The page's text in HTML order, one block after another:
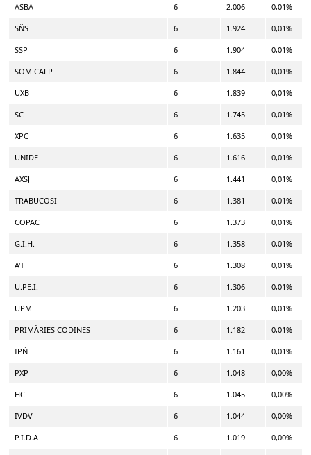
ASBA 6 2.006 0,01%
SÑS 6 1.924 0,01%
SSP 6 1.904 0,01%
SOM CALP 6 1.844 0,01%
UXB 6 1.839 0,01%
SC 6 1.745 0,01%
XPC 6 1.635 0,01%
UNIDE 6 1.616 0,01%
AXSJ 6 1.441 0,01%
TRABUCOSI 6 1.381 0,01%
COPAC 6 1.373 0,01%
G.I.H. 6 1.358 0,01%
A'T 6 1.308 0,01%
U.PE.I. 6 1.306 0,01%
UPM 6 1.203 0,01%
PRIMÀRIES CODINES 6 1.182 0,01%
IPÑ 6 1.161 0,01%
PXP 6 1.048 0,00%
HC 6 1.045 0,00%
IVDV 6 1.044 0,00%
P.I.D.A 6 1.019 0,00%